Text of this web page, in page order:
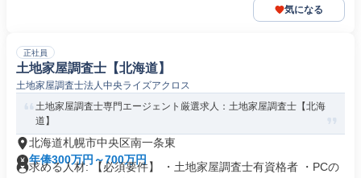
気になる
正社員
土地家屋調査士【北海道】
土地家屋調査士法人中央ライズアクロス
土地家屋調査士専門エージェント厳選求人：土地家屋調査士【北海
道】
北海道札幌市中央区南一条東
年俸300万円～700万円
求める人材: 【必須要件】 ・土地家屋調査士有資格者 ・PCの